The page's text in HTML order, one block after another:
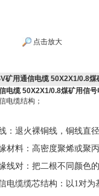
点击放大
矿用通信电缆 50X2X1/0.8煤
电缆 50X2X1/0.8煤矿用信号
电缆结构；
：退火裸铜线，铜线直
材料：高密度聚烯或聚
线对：把二根不同颜色
电缆缆芯结构：以1对